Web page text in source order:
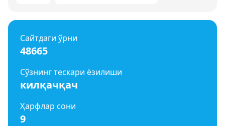
Сайтдаги ўрни
48665
Сўзнинг тескари ёзилиши
килқачқач
Ҳарфлар сони
9